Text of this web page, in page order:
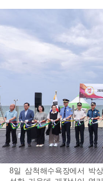
8일 삼척해수욕장에서 박